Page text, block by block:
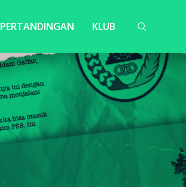
PERTANDINGAN KLUB